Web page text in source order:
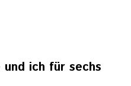
ich für sechs